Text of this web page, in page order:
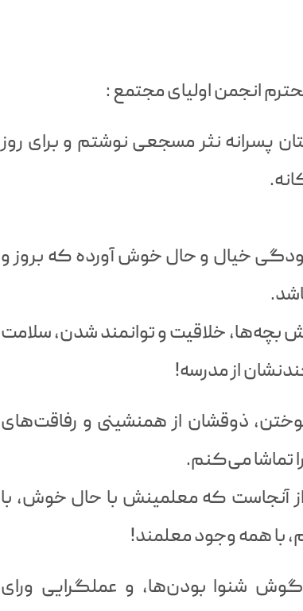
انجمن اولیای مجتمع :
پسرانه نثر مسجعی نوشتم و برای روز
خیال و حال خوش آورده که بروز و
خلاقیت و توانمند شدن، سلامت
از مدرسه!
ذوقشان از همنشینی و رفاقت‌های
تماشا می‌کنم.
آنجاست که معلمینش با حال خوش، با
با همه وجود معلمند!
شنوا بودن‌ها، و عملگرایی ورای